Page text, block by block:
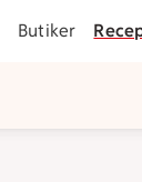
Butiker